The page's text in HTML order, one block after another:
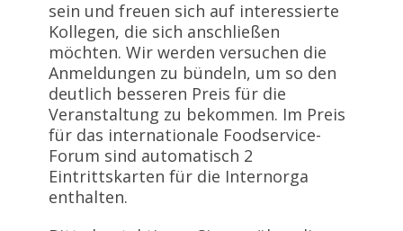
sein und freuen sich auf interessierte
Kollegen, die sich anschließen
möchten. Wir werden versuchen die
Anmeldungen zu bündeln, um so den
deutlich besseren Preis für die
Veranstaltung zu bekommen. Im Preis
für das internationale Foodservice-
Forum sind automatisch 2
Eintrittskarten für die Internorga
enthalten.